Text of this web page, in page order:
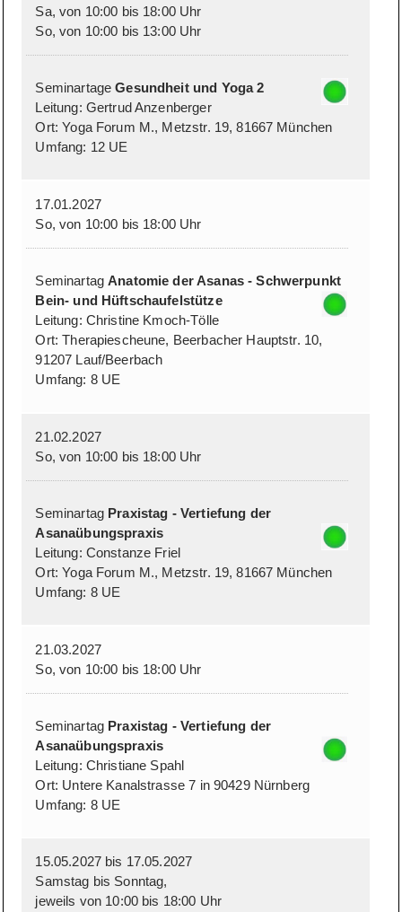
Sa, von 10:00 bis 18:00 Uhr
So, von 10:00 bis 13:00 Uhr
SeminartageGesundheit und Yoga 2
Leitung: Gertrud Anzenberger
Ort: Yoga Forum M., Metzstr. 19, 81667 München
Umfang: 12 UE
17.01.2027
So, von 10:00 bis 18:00 Uhr
SeminartagAnatomie der Asanas - Schwerpunkt
Bein- und Hüftschaufelstütze
Leitung: Christine Kmoch-Tölle
Ort: Therapiescheune, Beerbacher Hauptstr. 10,
91207 Lauf/Beerbach
Umfang: 8 UE
21.02.2027
So, von 10:00 bis 18:00 Uhr
Seminartag Praxistag - Vertiefung der
Asanaübungspraxis
Leitung: Constanze Friel
Ort: Yoga Forum M., Metzstr. 19, 81667 München
Umfang: 8 UE
21.03.2027
So, von 10:00 bis 18:00 Uhr
Seminartag Praxistag - Vertiefung der
Asanaübungspraxis
Leitung: Christiane Spahl
Ort: Untere Kanalstrasse 7 in 90429 Nürnberg
Umfang: 8 UE
15.05.2027 bis 17.05.2027
Samstag bis Sonntag,
jeweils von 10:00 bis 18:00 Uhr